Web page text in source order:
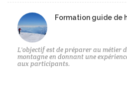
Formation guide de
L'objectif est de préparer au métier
montagne en donnant une
aux participants.